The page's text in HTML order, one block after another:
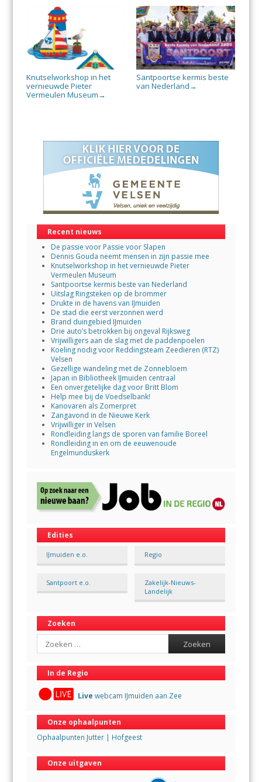
Knutselworkshop in het
vernieuwde Pieter
Vermeulen Museum →
Santpoortse kermis beste
van Nederland →
Recent nieuws
De passie voor Passie voor Slapen
Dennis Gouda neemt mensen in zijn passie mee
Knutselworkshop in het vernieuwde Pieter
Vermeulen Museum
Santpoortse kermis beste van Nederland
Uitslag Ringsteken op de brommer
Drukte in de havens van IJmuiden
De stad die eerst verzonnen werd
Brand duingebied IJmuiden
Drie auto’s betrokken bij ongeval Rijksweg
Vrijwilligers aan de slag met de paddenpoelen
Koeling nodig voor Reddingsteam Zeedieren (RTZ)
Velsen
Gezellige wandeling met de Zonnebloem
Japan in Bibliotheek IJmuiden centraal
Een onvergetelijke dag voor Britt Blom
Help mee bij de Voedselbank!
Kanovaren als Zomerpret
Zangavond in de Nieuwe Kerk
Vrijwilliger in Velsen
Rondleiding langs de sporen van familie Boreel
Rondleiding in en om de eeuwenoude
Engelmunduskerk
Edities
IJmuiden e.o. Regio
Santpoort e.o.
Zakelijk-Nieuws-
Landelijk
Zoeken
Search
In de Regio
Live webcam IJmuiden aan Zee
Onze ophaalpunten
Ophaalpunten Jutter | Hofgeest
Onze uitgaven